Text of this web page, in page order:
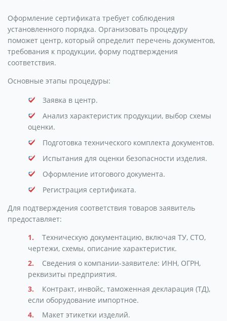
Оформление сертификата требует соблюдения
установленного порядка. Организовать процедуру
поможет центр, который определит перечень документов,
требования к продукции, форму подтверждения
соответствия.
Основные этапы процедуры:
Заявка в центр.
Анализ характеристик продукции, выбор схемы
оценки.
Подготовка технического комплекта документов.
Испытания для оценки безопасности изделия.
Оформление итогового документа.
Регистрация сертификата.
Для подтверждения соответствия товаров заявитель
предоставляет:
Техническую документацию, включая ТУ, СТО,
чертежи, схемы, описание характеристик.
Сведения о компании-заявителе: ИНН, ОГРН,
реквизиты предприятия.
Контракт, инвойс, таможенная декларация (ТД),
если оборудование импортное.
Макет этикетки изделий.